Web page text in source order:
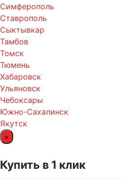
Симферополь
Ставрополь
Сыктывкар
Тамбов
Томск
Тюмень
Хабаровск
Ульяновск
Чебоксары
Южно-Сахалинск
Якутск
×
Купить в 1 клик